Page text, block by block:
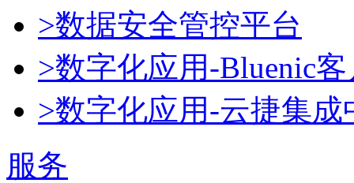
>数据安全管控平台
>数字化应用-Bluenic
>数字化应用-云捷集成
服务